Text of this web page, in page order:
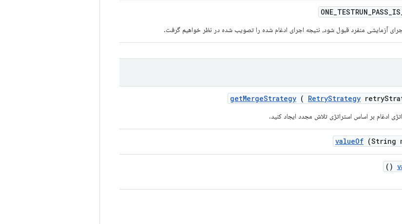
ONE_TESTRUN_PASS_IS
آزمایشی منفرد قبول شود، نتیجه اجرای ادغام شده را تصویب شده در نظر خواهیم گرفت.
getMergeStrategy ( RetryStrategy retry
ادغام بر اساس استراتژی تلاش مجدد ایجاد کنید.
valueOf (String
()